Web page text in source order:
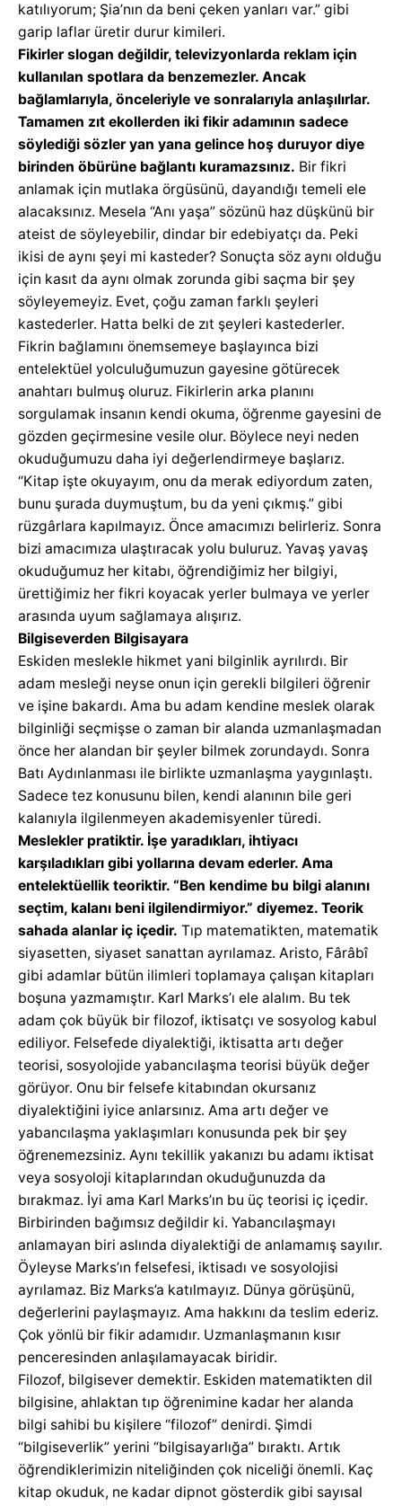
katılıyorum; Şia’nın da beni çeken yanları var.” gibi
garip laflar üretir durur kimileri.
Fikirler slogan değildir, televizyonlarda reklam için
kullanılan spotlara da benzemezler. Ancak
bağlamlarıyla, önceleriyle ve sonralarıyla anlaşılırlar.
Tamamen zıt ekollerden iki fikir adamının sadece
söylediği sözler yan yana gelince hoş duruyor diye
birinden öbürüne bağlantı kuramazsınız. Bir fikri
anlamak için mutlaka örgüsünü, dayandığı temeli ele
alacaksınız. Mesela “Anı yaşa” sözünü haz düşkünü bir
ateist de söyleyebilir, dindar bir edebiyatçı da. Peki
ikisi de aynı şeyi mi kasteder? Sonuçta söz aynı olduğu
için kasıt da aynı olmak zorunda gibi saçma bir şey
söyleyemeyiz. Evet, çoğu zaman farklı şeyleri
kastederler. Hatta belki de zıt şeyleri kastederler.
Fikrin bağlamını önemsemeye başlayınca bizi
entelektüel yolculuğumuzun gayesine götürecek
anahtarı bulmuş oluruz. Fikirlerin arka planını
sorgulamak insanın kendi okuma, öğrenme gayesini de
gözden geçirmesine vesile olur. Böylece neyi neden
okuduğumuzu daha iyi değerlendirmeye başlarız.
“Kitap işte okuyayım, onu da merak ediyordum zaten,
bunu şurada duymuştum, bu da yeni çıkmış.” gibi
rüzgârlara kapılmayız. Önce amacımızı belirleriz. Sonra
bizi amacımıza ulaştıracak yolu buluruz. Yavaş yavaş
okuduğumuz her kitabı, öğrendiğimiz her bilgiyi,
ürettiğimiz her fikri koyacak yerler bulmaya ve yerler
arasında uyum sağlamaya alışırız.
Bilgiseverden Bilgisayara
Eskiden meslekle hikmet yani bilginlik ayrılırdı. Bir
adam mesleği neyse onun için gerekli bilgileri öğrenir
ve işine bakardı. Ama bu adam kendine meslek olarak
bilginliği seçmişse o zaman bir alanda uzmanlaşmadan
önce her alandan bir şeyler bilmek zorundaydı. Sonra
Batı Aydınlanması ile birlikte uzmanlaşma yaygınlaştı.
Sadece tez konusunu bilen, kendi alanının bile geri
kalanıyla ilgilenmeyen akademisyenler türedi.
Meslekler pratiktir. İşe yaradıkları, ihtiyacı
karşıladıkları gibi yollarına devam ederler. Ama
entelektüellik teoriktir. “Ben kendime bu bilgi alanını
seçtim, kalanı beni ilgilendirmiyor.” diyemez. Teorik
sahada alanlar iç içedir. Tıp matematikten, matematik
siyasetten, siyaset sanattan ayrılamaz. Aristo, Fârâbî
gibi adamlar bütün ilimleri toplamaya çalışan kitapları
boşuna yazmamıştır. Karl Marks’ı ele alalım. Bu tek
adam çok büyük bir filozof, iktisatçı ve sosyolog kabul
ediliyor. Felsefede diyalektiği, iktisatta artı değer
teorisi, sosyolojide yabancılaşma teorisi büyük değer
görüyor. Onu bir felsefe kitabından okursanız
diyalektiğini iyice anlarsınız. Ama artı değer ve
yabancılaşma yaklaşımları konusunda pek bir şey
öğrenemezsiniz. Aynı tekillik yakanızı bu adamı iktisat
veya sosyoloji kitaplarından okuduğunuzda da
bırakmaz. İyi ama Karl Marks’ın bu üç teorisi iç içedir.
Birbirinden bağımsız değildir ki. Yabancılaşmayı
anlamayan biri aslında diyalektiği de anlamamış sayılır.
Öyleyse Marks’ın felsefesi, iktisadı ve sosyolojisi
ayrılamaz. Biz Marks’a katılmayız. Dünya görüşünü,
değerlerini paylaşmayız. Ama hakkını da teslim ederiz.
Çok yönlü bir fikir adamıdır. Uzmanlaşmanın kısır
penceresinden anlaşılamayacak biridir.
Filozof, bilgisever demektir. Eskiden matematikten dil
bilgisine, ahlaktan tıp öğrenimine kadar her alanda
bilgi sahibi bu kişilere “filozof” denirdi. Şimdi
“bilgiseverlik” yerini “bilgisayarlığa” bıraktı. Artık
öğrendiklerimizin niteliğinden çok niceliği önemli. Kaç
kitap okuduk, ne kadar dipnot gösterdik gibi sayısal